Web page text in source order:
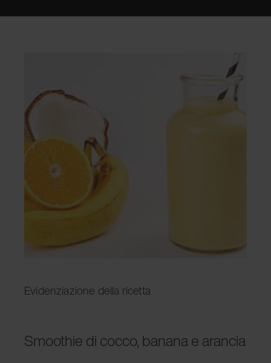
Evidenziazione della ricetta
Smoothie di cocco, banana e arancia